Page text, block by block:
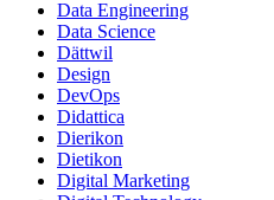
Data Engineering
Data Science
Dättwil
Design
DevOps
Didattica
Dierikon
Dietikon
Digital Marketing